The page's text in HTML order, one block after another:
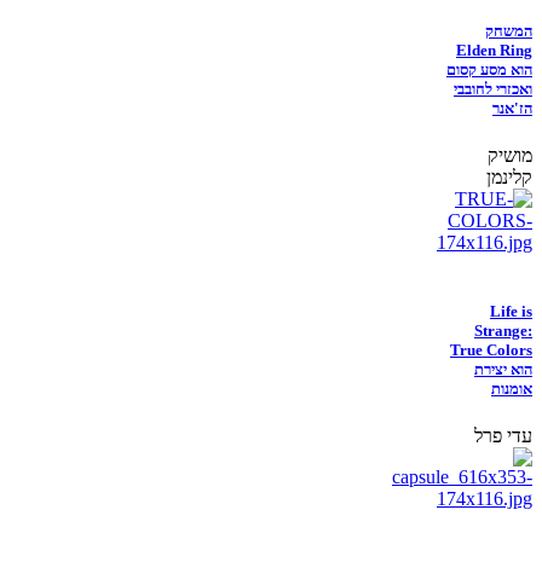
המשחק
Elden Ring
הוא מסע קסום
ואכזרי לחובבי
הז'אנר
מושיק
קלינמן
Life is
Strange:
True Colors
הוא יצירת
אומנות
עדי פרל